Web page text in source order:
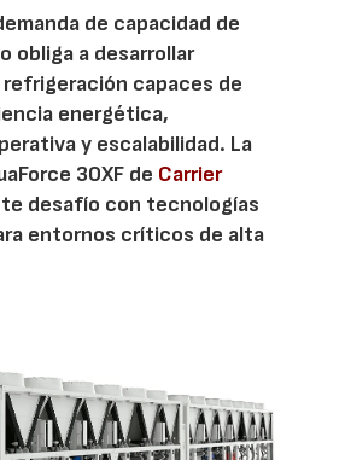
de capacidad de
obliga a desarrollar
capaces de
energética,
y escalabilidad. La
30XF de Carrier
desafío con tecnologías
entornos críticos de alta